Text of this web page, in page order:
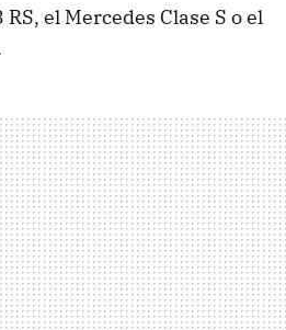
el Mercedes Clase S o el